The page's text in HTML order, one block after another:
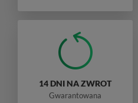
14 DNI NA ZWROT
Gwarantowana